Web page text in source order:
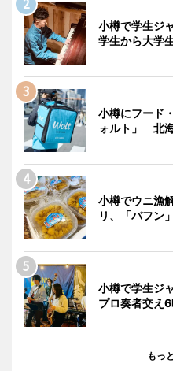
小樽で学生ジ
学生から大学
小樽にフード
ォルト」 北
小樽でウニ漁
リ、「バフン
小樽で学生ジ
プロ奏者交え
もっ